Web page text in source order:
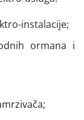
instalacije;
ormana i